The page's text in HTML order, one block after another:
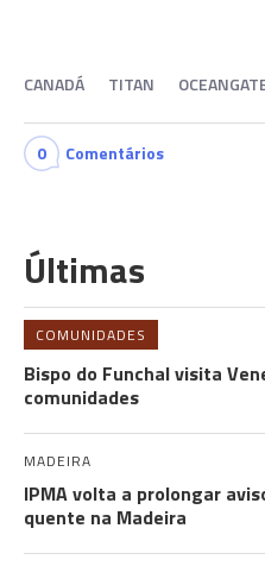
CANADÁ TITAN
0 Comentários
Últimas
COMUNIDADES
Bispo do Funchal visita
comunidades
MADEIRA
IPMA volta a prolongar
quente na Madeira